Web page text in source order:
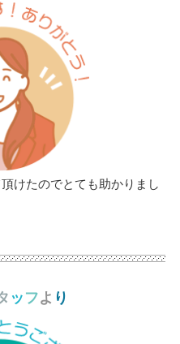
けたのでとても助かりまし
ッ フよ り